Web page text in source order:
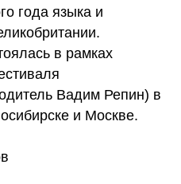
года языка и
в рамках
Вадим Репин) в
и Москве.